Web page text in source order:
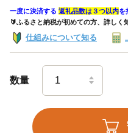
一度に決済する 返礼品数は３つ以内を
🔰ふるさと納税が初めての方、詳しく
仕組みについて知る
数量